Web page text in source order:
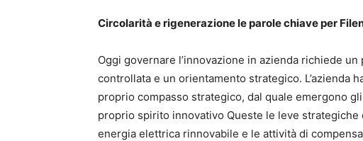
Circolarità e rigenerazione le parole chiave per
Oggi governare l’innovazione in azienda richiede
controllata e un orientamento strategico. L’azienda
proprio compasso strategico, dal quale emergono
proprio spirito innovativo Queste le leve strategiche
energia elettrica rinnovabile e le attività di